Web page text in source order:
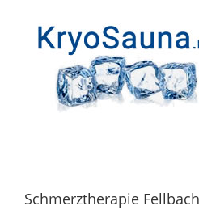
content
Schmerztherapie